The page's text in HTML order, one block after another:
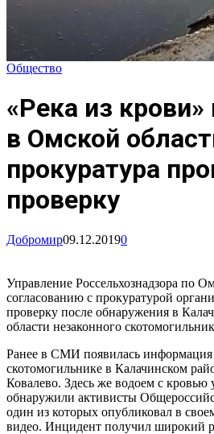
Общество
«Река из крови»
в Омской
прокуратура
проверку
Добромир09.12.20190
Управление Россельхознадзора по
согласованию с прокуратурой
проверку после обнаружения в
области незаконного
Ранее в СМИ появилась
скотомогильнике в Калачинском
Ковалево. Здесь же водоем с
обнаружили активисты
один из которых опубликовал в
видео. Инцидент получил широкий